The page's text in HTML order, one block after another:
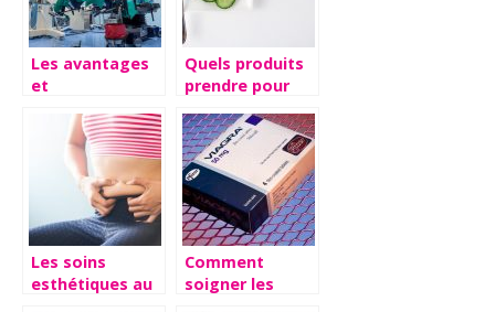
Les avantages
et
d’une
intervention de
chirurgie
Quels produits
prendre pour
?
Les soins
esthétiques au
Comment
soigner les